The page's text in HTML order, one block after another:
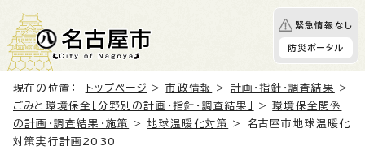
緊急情報なし
防災ポータル
現在の位置： トップページ >市政情報 > 計画・指針・調査結果
>
ごみと環境保全［分野別の計画・指針・調査結果］
>環境保全関係
の計画・調査結果・施策
> 地球温暖化対策
> 名古屋市地球温暖化
対策実行計画2030